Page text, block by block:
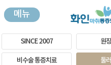
메뉴
SINCE 2007 원
비수술 통증치료 둘